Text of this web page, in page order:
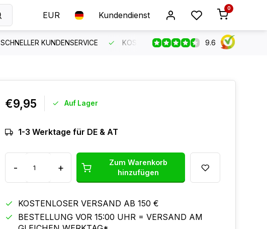
EUR Kundendienst
0
SCHNELLER KUNDENSERVICE KOSTENLOSER VERSAND AB 150 €
9.6
€9,95 Auf Lager
1-3 Werktage für DE & AT
- +
Zum Warenkorb
hinzufügen
KOSTENLOSER VERSAND AB 150 €
BESTELLUNG VOR 15:00 UHR = VERSAND AM